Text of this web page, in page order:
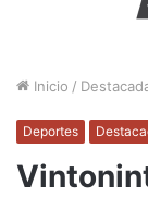
Inicio /
Deportes